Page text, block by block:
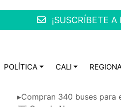
¡SUSCRÍBETE
POLÍTICA CALI
▸Compran 340 buses para